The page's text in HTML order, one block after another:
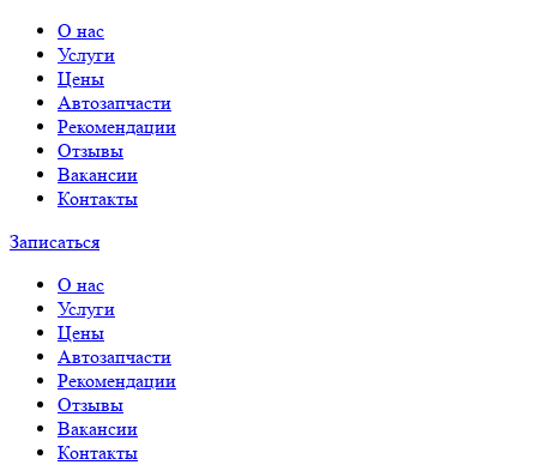
О нас
Услуги
Цены
Автозапчасти
Рекомендации
Отзывы
Вакансии
Контакты
Записаться
О нас
Услуги
Цены
Автозапчасти
Рекомендации
Отзывы
Вакансии
Контакты